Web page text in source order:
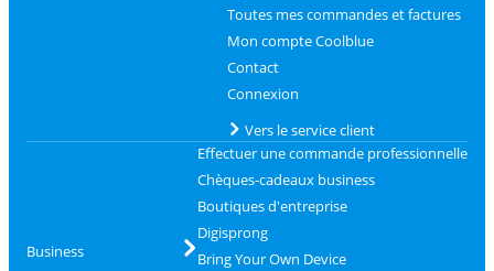
Toutes mes commandes et factures
Mon compte Coolblue
Contact
Connexion
Vers le service client
Business
Effectuer une commande professionnelle
Chèques-cadeaux business
Boutiques d'entreprise
Digisprong
Bring Your Own Device